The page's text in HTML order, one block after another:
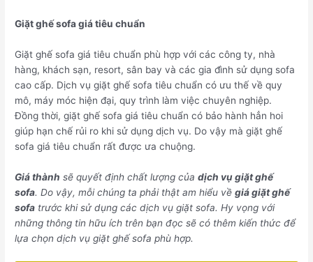
Giặt ghế sofa giá tiêu chuẩn
Giặt ghế sofa giá tiêu chuẩn phù hợp với các công ty, nhà
hàng, khách sạn, resort, sân bay và các gia đình sử dụng sofa
cao cấp. Dịch vụ giặt ghế sofa tiêu chuẩn có ưu thế về quy
mô, máy móc hiện đại, quy trình làm việc chuyên nghiệp.
Đồng thời, giặt ghế sofa giá tiêu chuẩn có bảo hành hẳn hoi
giúp hạn chế rủi ro khi sử dụng dịch vụ. Do vậy mà giặt ghế
sofa giá tiêu chuẩn rất được ưa chuộng.
Giá thành sẽ quyết định chất lượng củadịch vụ giặt ghế
sofa. Do vậy, mỗi chúng ta phải thật am hiểu vềgiá giặt ghế
sofa trước khi sử dụng các dịch vụ giặt sofa. Hy vọng với
những thông tin hữu ích trên bạn đọc sẽ có thêm kiến thức để
lựa chọn dịch vụ giặt ghế sofa phù hợp.